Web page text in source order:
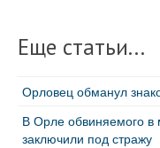
Еще статьи...
Орловец обманул
В Орле обвиняемого
заключили под стражу